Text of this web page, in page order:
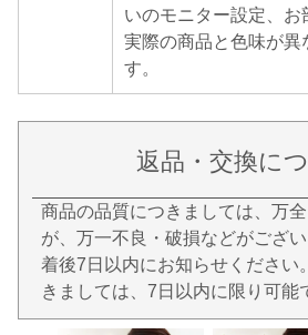
いのモニター設定、お
実際の商品と色味が異
す。
返品・交換に
商品の品質につきましては、万
が、万一不良・破損などがござ
着後7日以内にお知らせください
きましては、7日以内に限り可能